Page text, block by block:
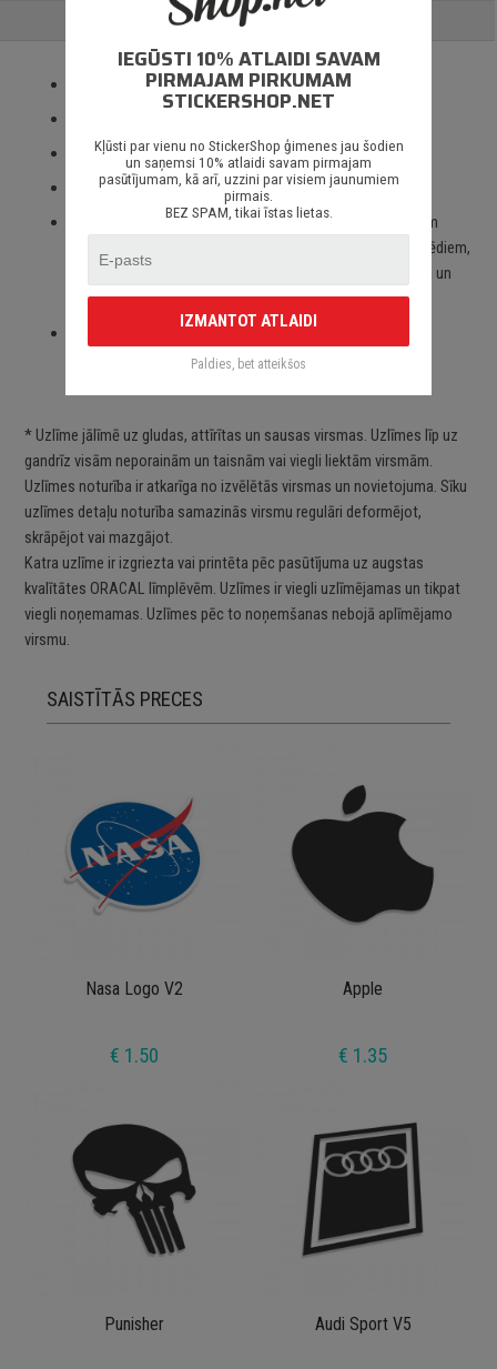
ATSAUKSMES
Izmantotas tikai augstas kvalitātes ORACAL līmplēves;
3 – 5 gadu līmplēves noturība *;
Spēcīgs līmes slānis;
Paredzēts priekš auto stikliem, virsbūves daļām, krāsotām
virsmām, portatīvajiem/stacionārajiem datoriem, velosipēdiem,
motocikliem un motorolleriem, kā arī visām citām gludām un
neporainām virsmām;
Piegāde Latvijā un citviet pasaulē bez jebkādiem
* Uzlīme jālīmē uz gludas, attīrītas un sausas virsmas. Uzlīmes līp uz
gandrīz visām neporainām un taisnām vai viegli liektām virsmām.
Uzlīmes noturība ir atkarīga no izvēlētās virsmas un novietojuma. Sīku
uzlīmes detaļu noturība samazinās virsmu regulāri deformējot,
skrāpējot vai mazgājot.
Katra uzlīme ir izgriezta vai printēta pēc pasūtījuma uz augstas
kvalītātes ORACAL līmplēvēm. Uzlīmes ir viegli uzlīmējamas un tikpat
viegli noņemamas. Uzlīmes pēc to noņemšanas nebojā aplīmējamo
virsmu.
SAISTĪTĀS PRECES
Nasa Logo V2
€ 1.50
Apple
€ 1.35
Punisher Audi Sport V5
IEGŪSTI 10% ATLAIDI SAVAM
PIRMAJAM PIRKUMAM
STICKERSHOP.NET
Kļūsti par vienu no StickerShop ģimenes jau šodien
un saņemsi 10% atlaidi savam pirmajam
pasūtījumam, kā arī, uzzini par visiem jaunumiem
pirmais.
BEZ SPAM, tikai īstas lietas.
IZMANTOT ATLAIDI
Paldies, bet atteikšos